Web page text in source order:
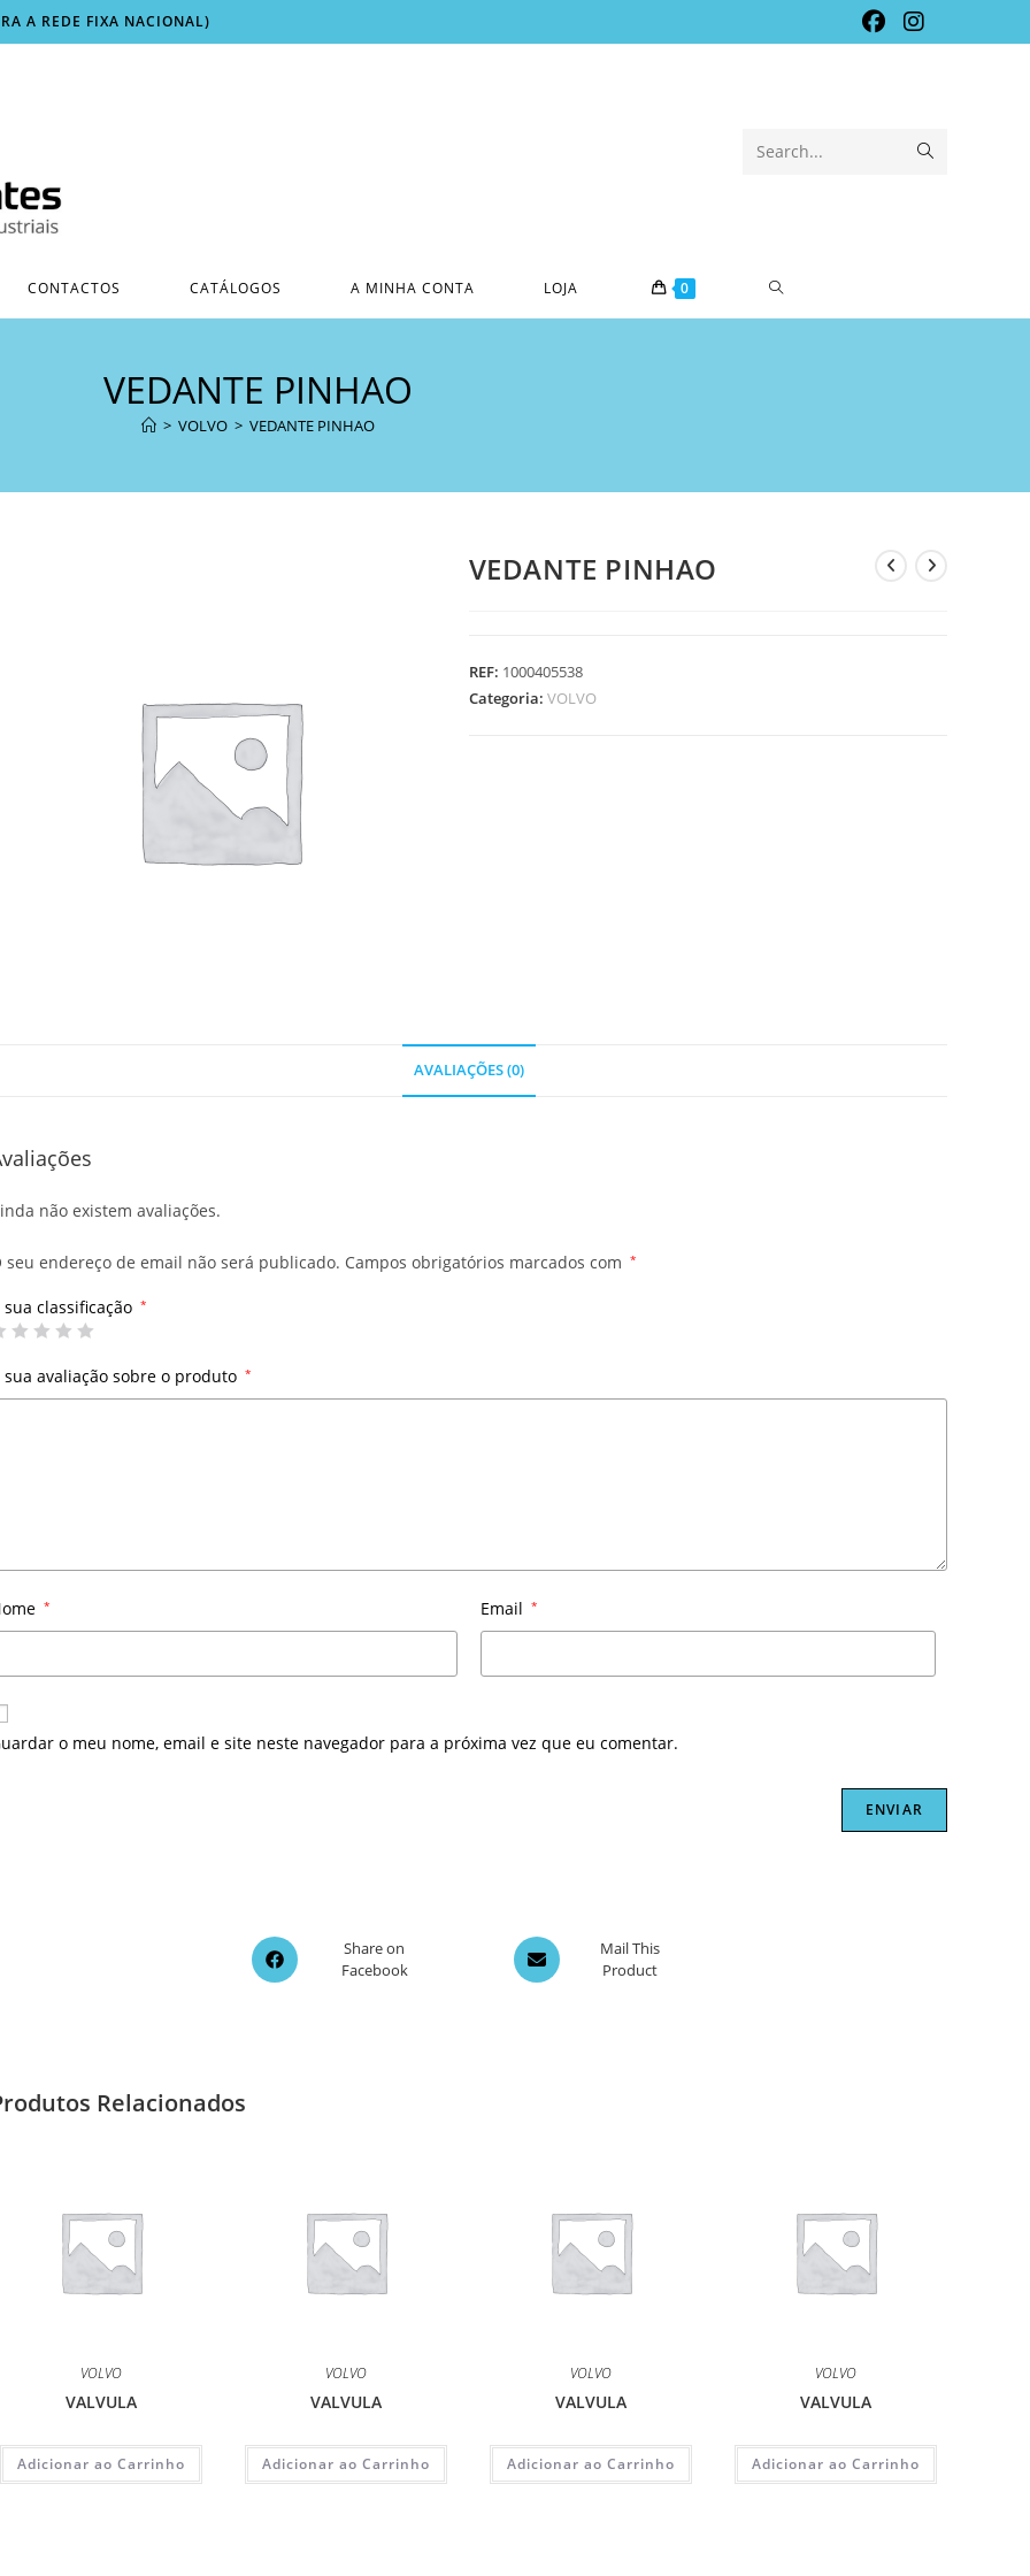
A REDE FIXA NACIONAL)
Search...
CONTACTOS CATÁLOGOS A MINHA CONTA LOJA 0 TOGGLE
VEDANTE PINHAO
> VOLVO > VEDANTE PINHAO
VEDANTE PINHAO
REF: 1000405538
Categoria: VOLVO
AVALIAÇÕES (0)
não existem avaliações.
seu endereço de email não será publicado. Campos obrigatórios marcados com *
sua classificação *
sua avaliação sobre o produto *
* Email *
o meu nome, email e site neste navegador para a próxima vez que eu comentar.
Opens
in
Share on
Facebook
Opens
in
Mail This
Product
Relacionados
VOLVO
VALVULA
Adicionar ao Carrinho
VOLVO
VALVULA
Adicionar ao Carrinho
VOLVO
VALVULA
Adicionar ao Carrinho
VOLVO
VALVULA
Adicionar ao Carrinho